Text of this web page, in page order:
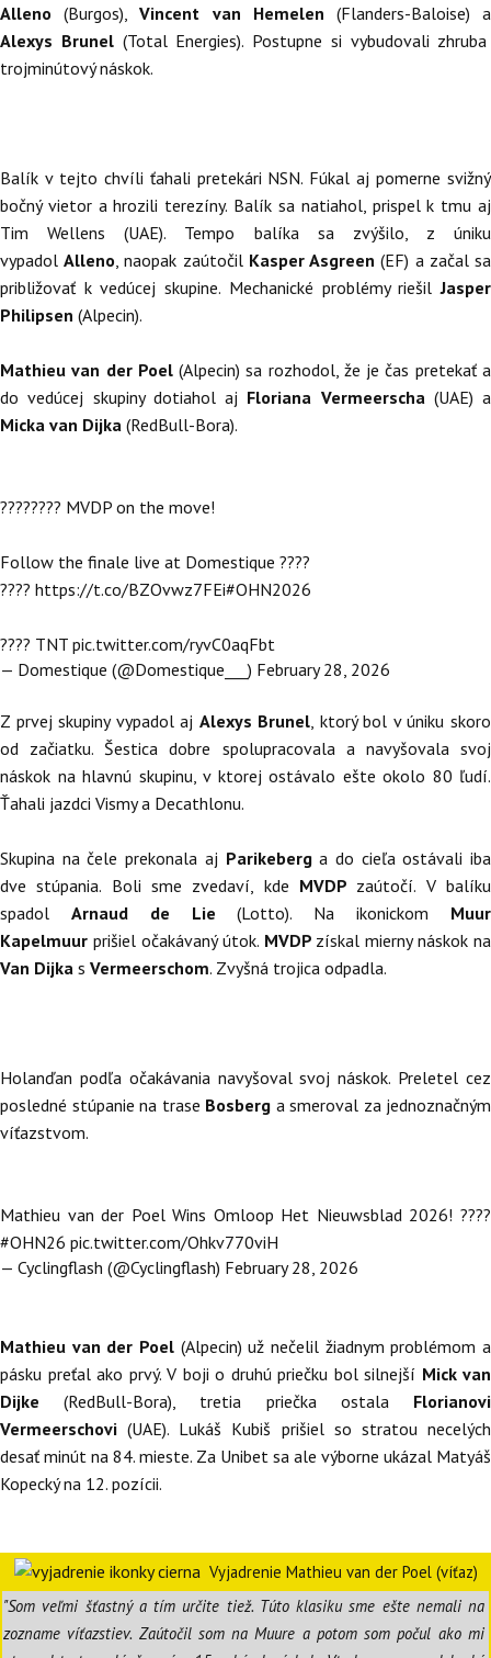
Alleno (Burgos),Vincent van Hemelen (Flanders-Baloise) a
Alexys Brunel(Total Energies). Postupne si vybudovali zhruba
trojminútový náskok.
Balík v tejto chvíli ťahali pretekári NSN. Fúkal aj pomerne svižný
bočný vietor a hrozili terezíny. Balík sa natiahol, prispel k tmu aj
Tim Wellens (UAE). Tempo balíka sa zvýšilo, z úniku
vypadolAlleno , naopak zaútočil Kasper Asgreen (EF) a začal sa
približovať k vedúcej skupine. Mechanické problémy riešilJasper
Philipsen (Alpecin).
Mathieu van der Poel(Alpecin) sa rozhodol, že je čas pretekať a
do vedúcej skupiny dotiahol aj Floriana Vermeerscha (UAE) a
Micka van Dijka (RedBull-Bora).
???????? MVDP on the move!
Follow the finale live at Domestique ????
???? https://t.co/BZOvwz7FEi#OHN2026
???? TNT pic.twitter.com/ryvC0aqFbt
— Domestique (@Domestique___) February 28, 2026
Z prvej skupiny vypadol aj Alexys Brunel , ktorý bol v úniku skoro
od začiatku. Šestica dobre spolupracovala a navyšovala svoj
náskok na hlavnú skupinu, v ktorej ostávalo ešte okolo 80 ľudí.
Ťahali jazdci Vismy a Decathlonu.
Skupina na čele prekonala aj Parikeberga do cieľa ostávali iba
dve stúpania. Boli sme zvedaví, kde MVDP zaútočí. V balíku
spadol Arnaud de Lie (Lotto). Na ikonickom Muur
Kapelmuur prišiel očakávaný útok. MVDP získal mierny náskok na
Van Dijka s Vermeerschom. Zvyšná trojica odpadla.
Holanďan podľa očakávania navyšoval svoj náskok. Preletel cez
posledné stúpanie na trase Bosberg a smeroval za jednoznačným
víťazstvom.
Mathieu van der Poel Wins Omloop Het Nieuwsblad 2026! ????
#OHN26 pic.twitter.com/Ohkv770viH
— Cyclingflash (@Cyclingflash) February 28, 2026
Mathieu van der Poel (Alpecin) už nečelil žiadnym problémom a
pásku preťal ako prvý. V boji o druhú priečku bol silnejší Mick van
Dijke (RedBull-Bora), tretia priečka ostala Florianovi
Vermeerschovi (UAE). Lukáš Kubiš prišiel so stratou necelých
desať minút na 84. mieste. Za Unibet sa ale výborne ukázal Matyáš
Kopecký na 12. pozícii.
Vyjadrenie Mathieu van der Poel (víťaz)
"Som veľmi šťastný a tím určite tiež. Túto klasiku sme ešte nemali na
zozname víťazstiev. Zaútočil som na Muure a potom som počul ako mi